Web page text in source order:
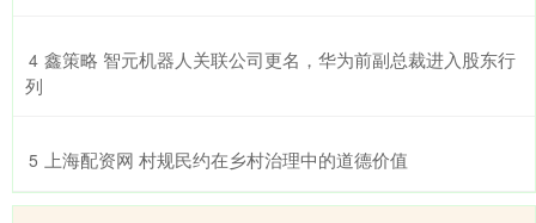
4 ​鑫策略 智元机器人关联公司更名，华为前副总裁进入股东行
列
5 ​上海配资网 村规民约在乡村治理中的道德价值